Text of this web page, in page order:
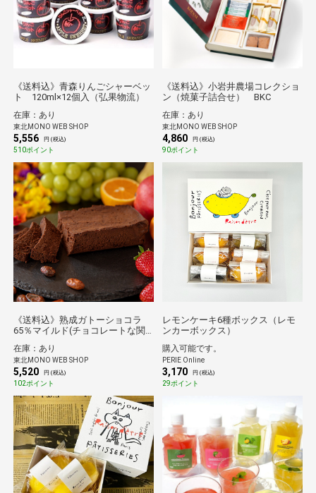
《送料込》青森りんごシャーベッ
ト 120ml×12個入（弘果物流）
在庫：あり
東北MONO WEB SHOP
5,556 円 (税込)
510ポイント
《送料込》小岩井農場コレクショ
ン（焼菓子詰合せ） BKC
在庫：あり
東北MONO WEB SHOP
4,860 円 (税込)
90ポイント
《送料込》熟成ガトーショコラ
65％マイルド(チョコレートな関
在庫：あり
東北MONO WEB SHOP
5,520 円 (税込)
102ポイント
レモンケーキ6種ボックス（レモ
ンカーボックス）
購入可能です。
PERIE Online
3,170 円 (税込)
29ポイント